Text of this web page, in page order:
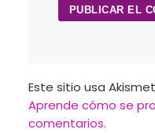
Este sitio usa
Aprende cómo se
comentarios.